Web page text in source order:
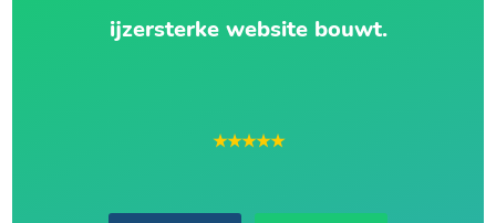
ijzersterke website bouwt.
★★★★★